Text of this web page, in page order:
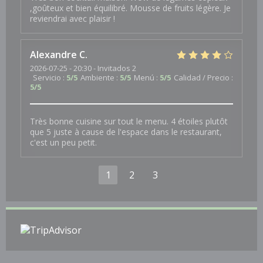
,goûteux et bien équilibré. Mousse de fruits légère. Je
reviendrai avec plaisir !
Alexandre C
2026-07-25 - 20:30 - Invitados 2
Servicio : 5/5 Ambiente : 5/5 Menú : 5/5 Calidad / Precio :
5/5
Très bonne cuisine sur tout le menu. 4 étoiles plutôt
que 5 juste à cause de l'espace dans le restaurant,
c'est un peu petit.
1 2 3